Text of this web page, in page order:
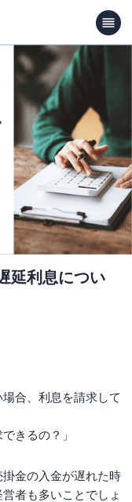
延利息につい
合、利息を請求して
きるの？」
金の入金が遅れた時
者も多いことでしょ